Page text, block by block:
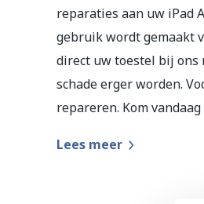
reparaties aan uw iPad
gebruik wordt gemaakt
direct uw toestel bij ons
schade erger worden.
repareren. Kom
Lees meer